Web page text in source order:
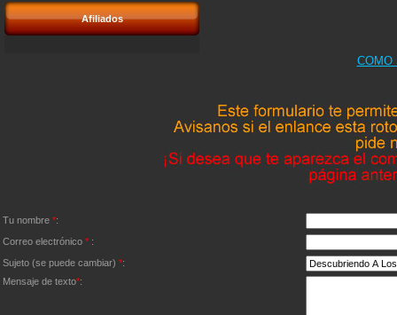
Afiliados
COMO
Tu nombre *:
Correo electrónico * :
Sujeto (se puede cambiar) *:
Mensaje de texto*: